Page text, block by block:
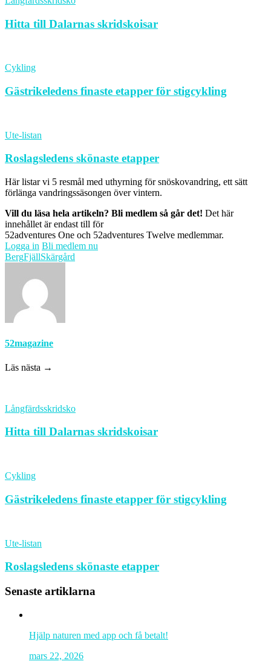
Hitta till Dalarnas skridskoisar
Cykling
Gästrikeledens finaste etapper för stigcykling
Ute-listan
Roslagsledens skönaste etapper
Här listar vi 5 resmål med uthyrning för snöskovandring, ett sätt
förlänga vandringssäsongen över vintern.
Vill du läsa hela artikeln? Bli medlem så går det! Det här
innehållet är endast till för
52adventures One och 52adventures Twelve medlemmar.
Logga in Bli medlem nu
BergFjällSkärgård
52magazine
Läs nästa →
Långfärdsskridsko
Hitta till Dalarnas skridskoisar
Cykling
Gästrikeledens finaste etapper för stigcykling
Ute-listan
Roslagsledens skönaste etapper
Senaste artiklarna
Hjälp naturen med app och få betalt!
mars 22, 2026